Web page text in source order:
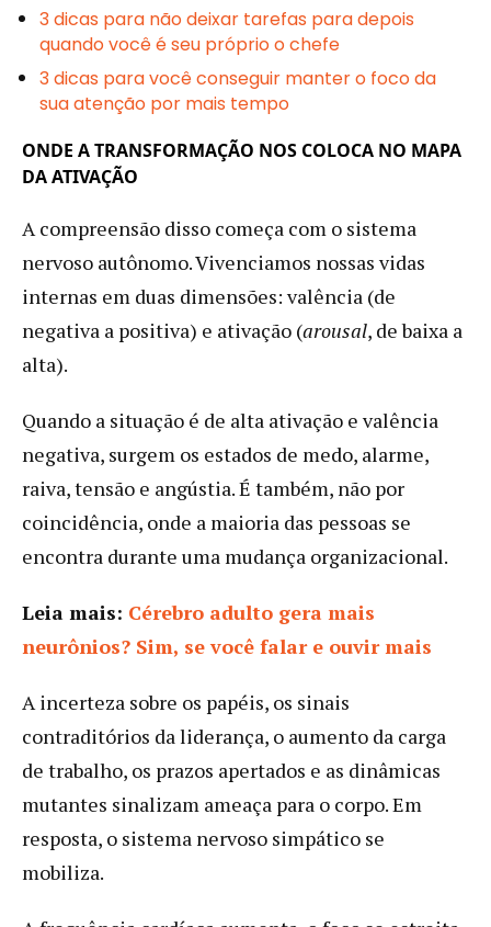
3 dicas para não deixar tarefas para depois
quando você é seu próprio o chefe
3 dicas para você conseguir manter o foco da
sua atenção por mais tempo
ONDE A TRANSFORMAÇÃO NOS COLOCA NO MAPA
DA ATIVAÇÃO
A compreensão disso começa com o sistema
nervoso autônomo. Vivenciamos nossas vidas
internas em duas dimensões: valência (de
negativa a positiva) e ativação (arousal, de baixa a
alta).
Quando a situação é de alta ativação e valência
negativa, surgem os estados de medo, alarme,
raiva, tensão e angústia. É também, não por
coincidência, onde a maioria das pessoas se
encontra durante uma mudança organizacional.
Leia mais: Cérebro adulto gera mais
neurônios? Sim, se você falar e ouvir mais
A incerteza sobre os papéis, os sinais
contraditórios da liderança, o aumento da carga
de trabalho, os prazos apertados e as dinâmicas
mutantes sinalizam ameaça para o corpo. Em
resposta, o sistema nervoso simpático se
mobiliza.